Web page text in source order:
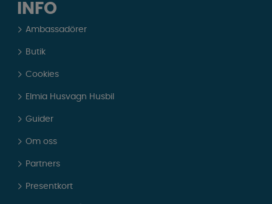
INFO
Ambassadörer
Butik
Cookies
Elmia Husvagn Husbil
Guider
Om oss
Partners
Presentkort